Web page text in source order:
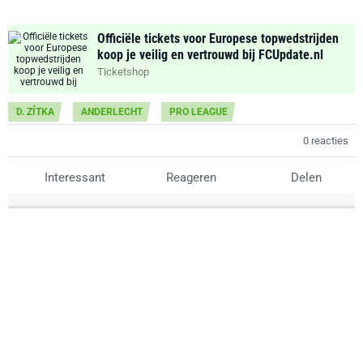
Officiële tickets voor Europese topwedstrijden
koop je veilig en vertrouwd bij FCUpdate.nl
Ticketshop
D. ZÍTKA ANDERLECHT PRO LEAGUE
0 reacties
Interessant Reageren Delen